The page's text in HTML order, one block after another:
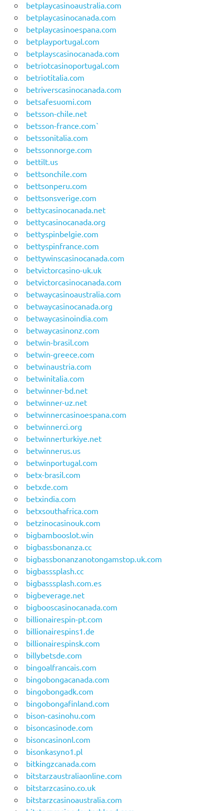
betplaycasinoaustralia.com
betplaycasinocanada.com
betplaycasinoespana.com
betplayportugal.com
betplayscasinocanada.com
betriotcasinoportugal.com
betriotitalia.com
betriverscasinocanada.com
betsafesuomi.com
betsson-chile.net
betsson-france.com`
betssonitalia.com
betssonnorge.com
bettilt.us
bettsonchile.com
bettsonperu.com
bettsonsverige.com
bettycasinocanada.net
bettycasinocanada.org
bettyspinbelgie.com
bettyspinfrance.com
bettywinscasinocanada.com
betvictorcasino-uk.uk
betvictorcasinocanada.com
betwaycasinoaustralia.com
betwaycasinocanada.org
betwaycasinoindia.com
betwaycasinonz.com
betwin-brasil.com
betwin-greece.com
betwinaustria.com
betwinitalia.com
betwinner-bd.net
betwinner-uz.net
betwinnercasinoespana.com
betwinnerci.org
betwinnerturkiye.net
betwinnerus.us
betwinportugal.com
betx-brasil.com
betxde.com
betxindia.com
betxsouthafrica.com
betzinocasinouk.com
bigbambooslot.win
bigbassbonanza.cc
bigbassbonanzanotongamstop.uk.com
bigbasssplash.cc
bigbasssplash.com.es
bigbeverage.net
bigbooscasinocanada.com
billionairespin-pt.com
billionairespins1.de
billionairespinsk.com
billybetsde.com
bingoalfrancais.com
bingobongacanada.com
bingobongadk.com
bingobongafinland.com
bison-casinohu.com
bisoncasinode.com
bisoncasinonl.com
bisonkasyno1.pl
bitkingzcanada.com
bitstarzaustraliaonline.com
bitstarzcasino.co.uk
bitstarzcasinoaustralia.com